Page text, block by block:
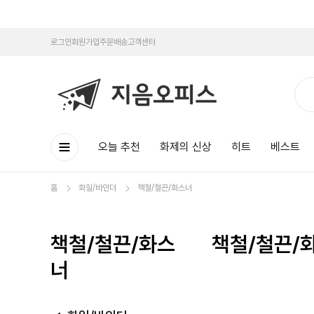
로그인회원가입주문배송고객센터
오늘 추천 화제의 신상 히트 베스트
홈 화일/바인더 책철/철끈/화스너
책철/철끈/화스
너
책철/철끈/